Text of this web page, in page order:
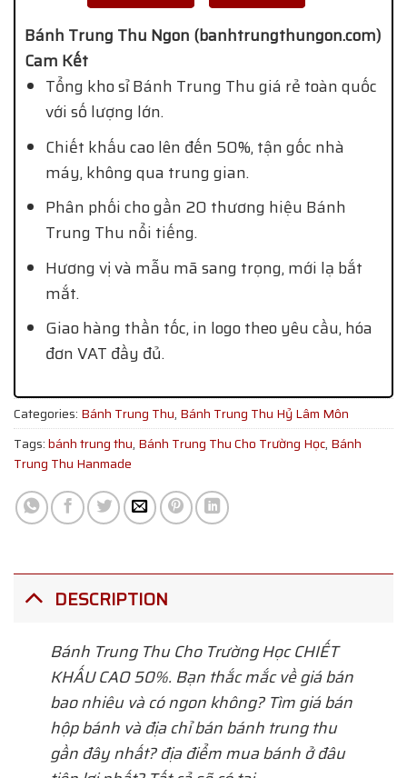
Bánh Trung Thu Ngon (banhtrungthungon.com)
Cam Kết
Tổng kho sỉ Bánh Trung Thu giá rẻ toàn quốc
với số lượng lớn.
Chiết khấu cao lên đến 50%, tận gốc nhà
máy, không qua trung gian.
Phân phối cho gần 20 thương hiệu Bánh
Trung Thu nổi tiếng.
Hương vị và mẫu mã sang trọng, mới lạ bắt
mắt.
Giao hàng thần tốc, in logo theo yêu cầu, hóa
đơn VAT đầy đủ.
Categories: Bánh Trung Thu, Bánh Trung Thu Hỷ Lâm Môn
Tags:bánh trung thu, Bánh Trung Thu Cho Trường Học, Bánh
Trung Thu Hanmade
DESCRIPTION
Bánh Trung Thu Cho Trường HọcCHIẾT
KHẤU CAO 50%. Bạn thắc mắc về giá bán
bao nhiêu và có ngon không? Tìm giá bán
hộp bánh và địa chỉ bán bánh trung thu
gần đây nhất? địa điểm mua bánh ở đâu